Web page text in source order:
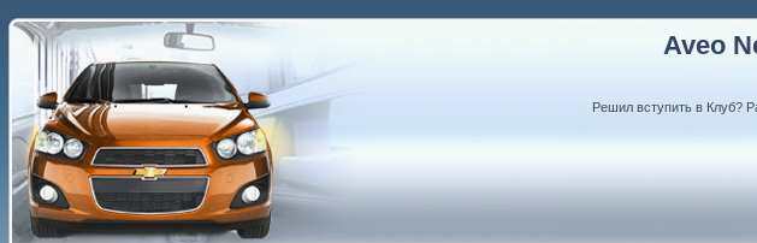
Aveo
Решил вступить в Клуб?